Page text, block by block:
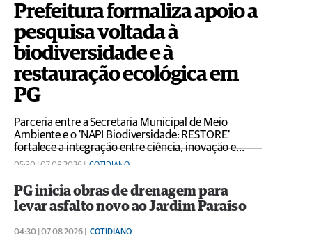
Prefeitura formaliza apoio a
pesquisa voltada à
biodiversidade e à
restauração ecológica em
PG
Parceria entre a Secretaria Municipal de Meio
Ambiente e o 'NAPI Biodiversidade: RESTORE'
fortalece a integração entre ciência, inovação e
gestão ambiental
05:30 | 07 08 2026 | COTIDIANO
PG inicia obras de drenagem para
levar asfalto novo ao Jardim Paraíso
04:30 | 07 08 2026 | COTIDIANO